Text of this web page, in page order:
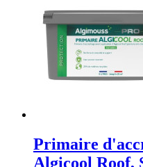
Primaire
Algicool Roof,